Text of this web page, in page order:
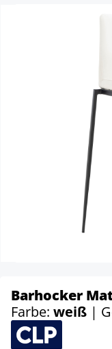
Barhocker
Farbe: weiß |